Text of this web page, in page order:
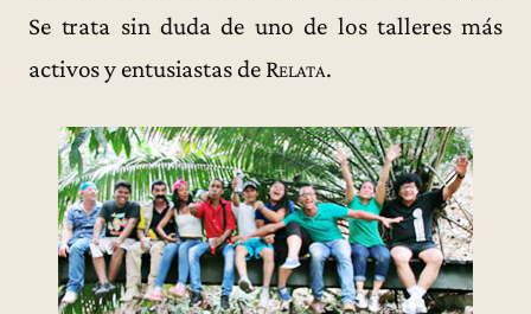
Se trata sin duda de uno de los talleres más
activos y entusiastas de Relata.